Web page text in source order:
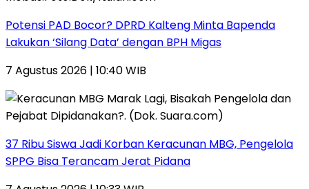
Potensi PAD Bocor? DPRD Kalteng Minta Bapenda
Lakukan ‘Silang Data’ dengan BPH Migas
7 Agustus 2026 | 10:40 WIB
37 Ribu Siswa Jadi Korban Keracunan MBG, Pengelola
SPPG Bisa Terancam Jerat Pidana